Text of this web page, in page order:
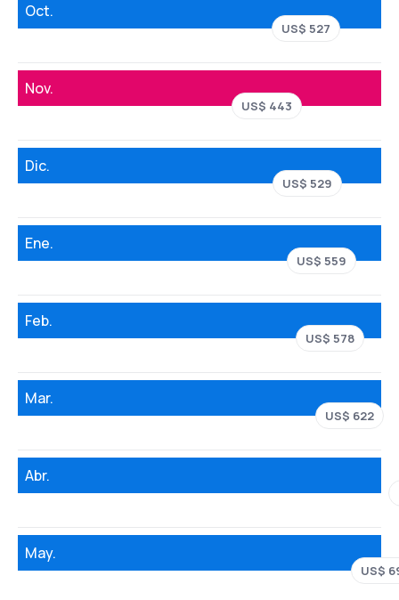
Oct.
US$ 527
Nov.
US$ 443
Dic.
US$ 529
Ene.
US$ 559
Feb.
US$ 578
Mar.
US$ 622
Abr.
May.
US$